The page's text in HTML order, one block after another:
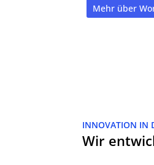
Mehr über
INNOVATION IN
Wir